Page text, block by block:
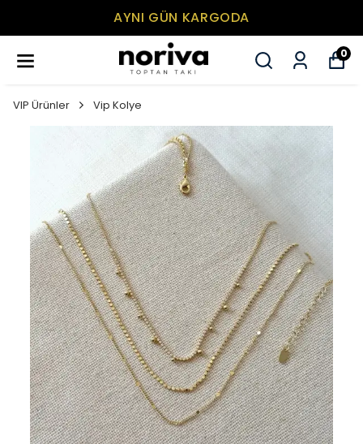
AYNI GÜN KARGODA
0
VIP Ürünler Vip Kolye